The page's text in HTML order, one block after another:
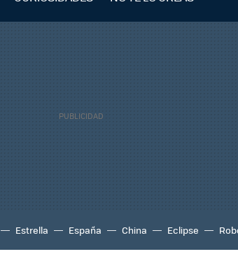
Estrella España China Eclipse